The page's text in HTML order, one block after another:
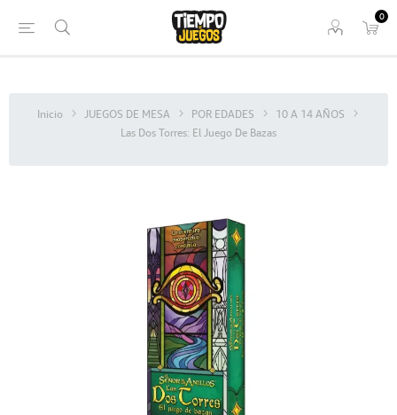
0
Inicio JUEGOS DE MESA POR EDADES
10 A 14 AÑOS
Las Dos Torres: El Juego De Bazas